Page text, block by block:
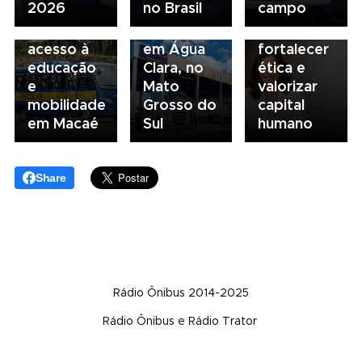
2026
no Brasil
campo
escolar
fortalece
acesso à
educação
e
mobilidade
em Macaé
inaugura
concessionária
em Água
Clara, no
Mato
Grosso do
Sul
compliance
para
fortalecer
ética e
valorizar
capital
humano
Share
Rádio Ônibus 2014-2025
Rádio Ônibus e Rádio Trator